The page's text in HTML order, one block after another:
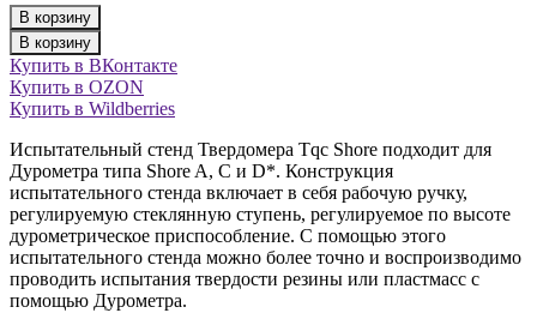
В корзину
В корзину
Купить в ВКонтакте
Купить в OZON
Купить в Wildberries
Испытательный стенд Твердомера Tqc Shore подходит для
Дурометра типа Shore A, C и D*. Конструкция
испытательного стенда включает в себя рабочую ручку,
регулируемую стеклянную ступень, регулируемое по высоте
дурометрическое приспособление. С помощью этого
испытательного стенда можно более точно и воспроизводимо
проводить испытания твердости резины или пластмасс с
помощью Дурометра.